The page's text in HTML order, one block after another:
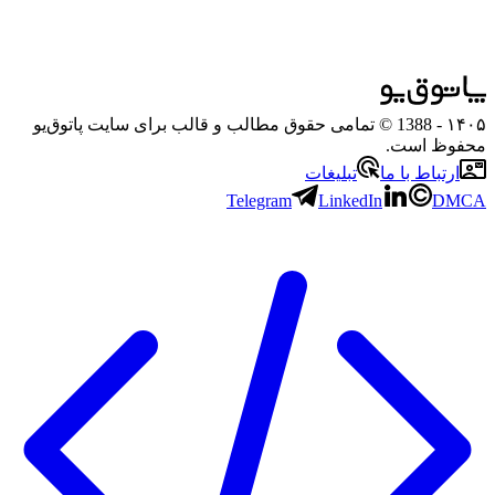
۱۴۰۵
- 1388 © تمامی حقوق مطالب و قالب برای سایت پاتوق‌یو
محفوظ است.
ارتباط با ما
تبلیغات
Telegram
LinkedIn DMCA